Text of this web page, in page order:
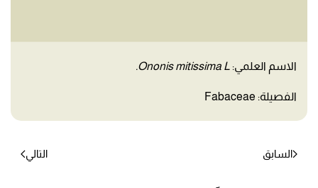
الاسم العلمي: Ononis mitissima L.
الفصيلة: Fabaceae
السابق التالي